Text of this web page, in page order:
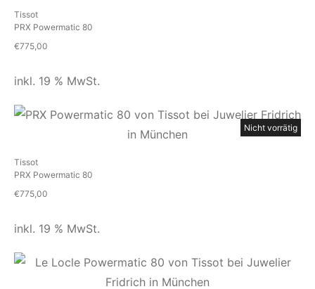
Tissot
PRX Powermatic 80
€775,00
inkl. 19 % MwSt.
Nicht vorrätig
Tissot
PRX Powermatic 80
€775,00
inkl. 19 % MwSt.